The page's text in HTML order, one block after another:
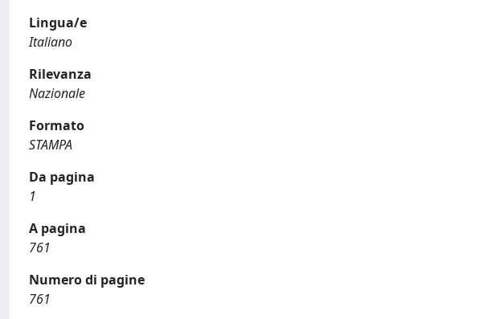
Lingua/e
Italiano
Rilevanza
Nazionale
Formato
STAMPA
Da pagina
1
A pagina
761
Numero di pagine
761